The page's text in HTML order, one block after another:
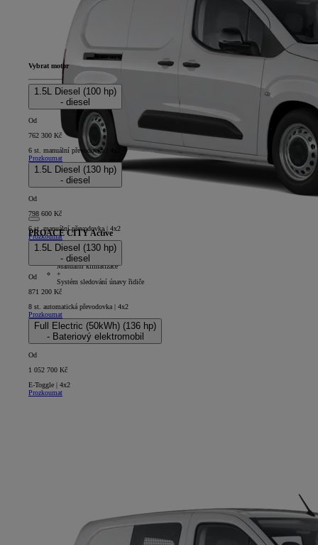
PROACE CITY Active
5D - Panel Van Long
+
Manuální klimatizace
+
Systém sledování únavy řidiče
Vybrat motor
1.5L Diesel (100 hp)
- diesel
Od
762 300 Kč
6 st. manuální převodovka | 4x2
Prozkoumat
1.5L Diesel (130 hp)
- diesel
Od
798 600 Kč
6 st. manuální převodovka | 4x2
Prozkoumat
1.5L Diesel (130 hp)
- diesel
Od
871 200 Kč
8 st. automatická převodovka | 4x2
Prozkoumat
Full Electric (50kWh) (136 hp)
- Bateriový elektromobil
Od
1 052 700 Kč
E-Toggle | 4x2
Prozkoumat